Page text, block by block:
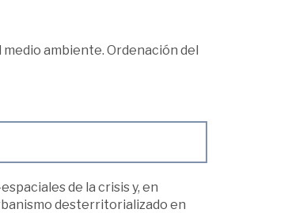
medio ambiente. Ordenación del
de la crisis y, en
desterritorializado en